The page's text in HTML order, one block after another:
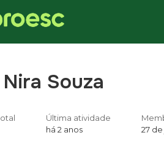
Nira Souza
Última atividade
há 2 anos
27